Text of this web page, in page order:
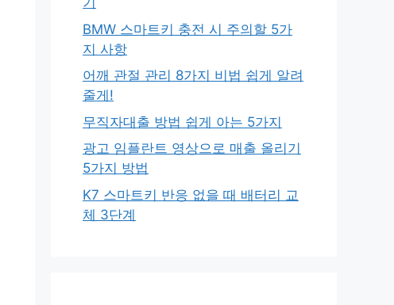
BMW 스마트키 충전 시 주의할 5가
지 사항
어깨 관절 관리 8가지 비법 쉽게 알려
줄게!
무직자대출 방법 쉽게 아는 5가지
광고 임플란트 영상으로 매출 올리기
5가지 방법
K7 스마트키 반응 없을 때 배터리 교
체 3단계